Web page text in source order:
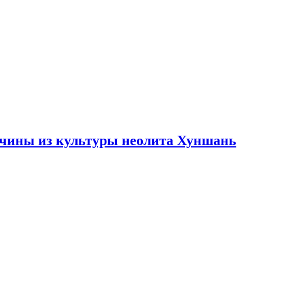
из культуры неолита Хуншань